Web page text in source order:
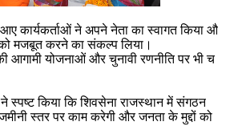
आए कार्यकर्ताओं ने अपने नेता का स्वागत किया औ
मजबूत करने का संकल्प लिया।
आगामी योजनाओं और चुनावी रणनीति पर भी च
ने स्पष्ट किया कि शिवसेना राजस्थान में संगठन
स्तर पर काम करेगी और जनता के मुद्दों को